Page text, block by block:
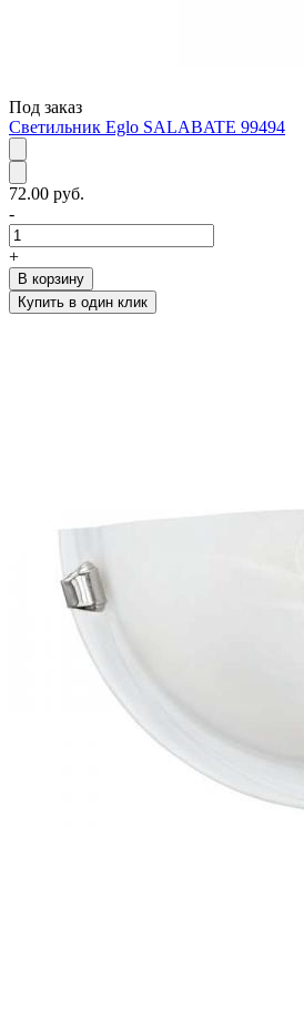
Под заказ
Светильник Eglo SALABATE 99494
72.00 руб.
-
+
В корзину
Купить в один клик